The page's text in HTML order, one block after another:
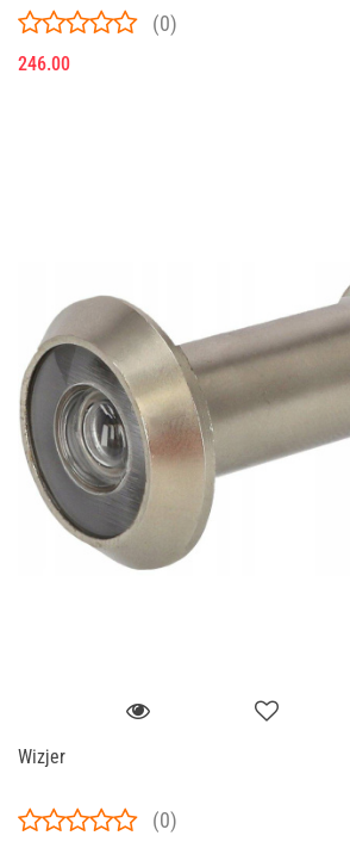
(0)
246.00
Wizjer
(0)